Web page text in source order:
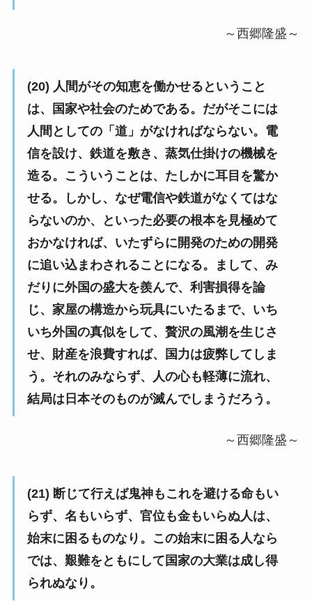
～西郷隆盛～
(20) 人間がその知恵を働かせるということ
は、国家や社会のためである。だがそこには
人間としての「道」がなければならない。電
信を設け、鉄道を敷き、蒸気仕掛けの機械を
造る。こういうことは、たしかに耳目を驚か
せる。しかし、なぜ電信や鉄道がなくてはな
らないのか、といった必要の根本を見極めて
おかなければ、いたずらに開発のための開発
に追い込まわされることになる。まして、み
だりに外国の盛大を羨んで、利害損得を論
じ、家屋の構造から玩具にいたるまで、いち
いち外国の真似をして、贅沢の風潮を生じさ
せ、財産を浪費すれば、国力は疲弊してしま
う。それのみならず、人の心も軽薄に流れ、
結局は日本そのものが滅んでしまうだろう。
～西郷隆盛～
(21) 断じて行えば鬼神もこれを避ける命もい
らず、名もいらず、官位も金もいらぬ人は、
始末に困るものなり。この始末に困る人なら
では、艱難をともにして国家の大業は成し得
られぬなり。